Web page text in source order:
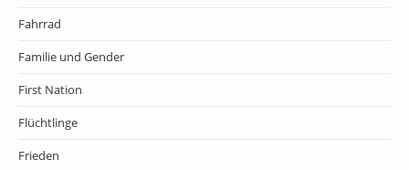
Fahrrad
Familie und Gender
First Nation
Flüchtlinge
Frieden